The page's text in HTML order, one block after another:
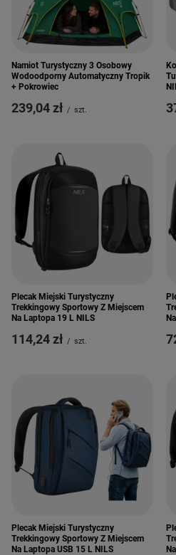
Namiot Turystyczny 3 Osobowy
Wodoodporny Automatyczny Tropik
+ Pokrowiec
239,04 zł / szt.
Plecak Miejski Turystyczny
Trekkingowy Sportowy Z Miejscem
Na Laptopa 19 L NILS
114,24 zł / szt.
Plecak Miejski Turystyczny
Trekkingowy Sportowy Z Miejscem
Na Laptopa USB 15 L NILS